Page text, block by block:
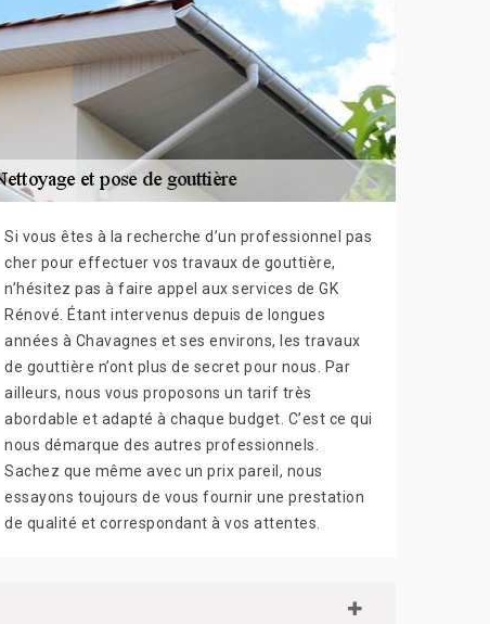
Si vous êtes à la recherche d’un professionnel pas
cher pour effectuer vos travaux de gouttière,
n’hésitez pas à faire appel aux services de GK
Rénové. Étant intervenus depuis de longues
années à Chavagnes et ses environs, les travaux
de gouttière n’ont plus de secret pour nous. Par
ailleurs, nous vous proposons un tarif très
abordable et adapté à chaque budget. C’est ce qui
nous démarque des autres professionnels.
Sachez que même avec un prix pareil, nous
essayons toujours de vous fournir une prestation
de qualité et correspondant à vos attentes.